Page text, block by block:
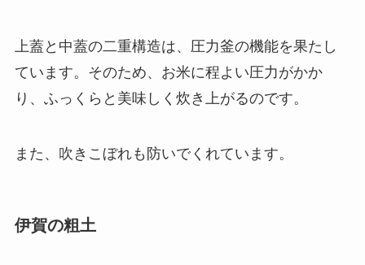
上蓋と中蓋の二重構造は、圧力釜の機能を果たし
ています。 そのため、お米に程よい圧力がかか
り、ふっくらと美味しく炊き上がるのです。
また、吹きこぼれも防いでくれています。
伊賀の粗土